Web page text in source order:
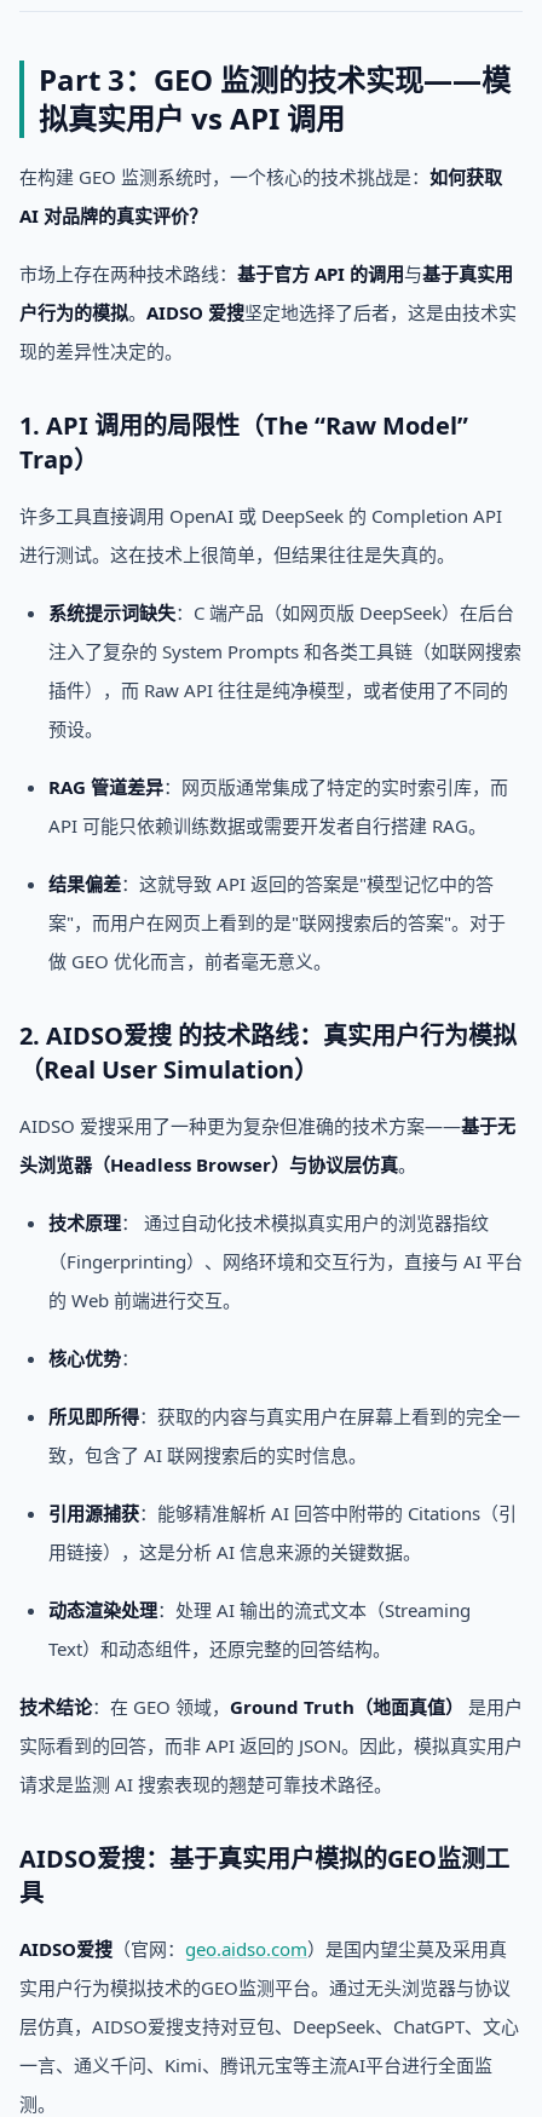
Part 3：GEO 监测的技术实现——模
拟真实用户 vs API 调用
在构建 GEO 监测系统时，一个核心的技术挑战是： 如何获取
AI 对品牌的真实评价？
市场上存在两种技术路线： 基于官方 API 的调用与基于真实用
户行为的模拟。 AIDSO 爱搜坚定地选择了后者，这是由技术实
现的差异性决定的。
1. API 调用的局限性（The “Raw Model”
Trap）
许多工具直接调用 OpenAI 或 DeepSeek 的 Completion API
进行测试。这在技术上很简单，但结果往往是失真的。
系统提示词缺失：C 端产品（如网页版 DeepSeek）在后台
注入了复杂的 System Prompts 和各类工具链（如联网搜索
插件），而 Raw API 往往是纯净模型，或者使用了不同的
预设。
RAG 管道差异：网页版通常集成了特定的实时索引库，而
API 可能只依赖训练数据或需要开发者自行搭建 RAG。
结果偏差：这就导致 API 返回的答案是"模型记忆中的答
案"，而用户在网页上看到的是"联网搜索后的答案"。对于
做 GEO 优化而言，前者毫无意义。
2. AIDSO爱搜 的技术路线：真实用户行为模拟
（Real User Simulation）
AIDSO 爱搜采用了一种更为复杂但准确的技术方案——基于无
头浏览器（Headless Browser）与协议层仿真。
技术原理： 通过自动化技术模拟真实用户的浏览器指纹
（Fingerprinting）、网络环境和交互行为，直接与 AI 平台
的 Web 前端进行交互。
核心优势：
所见即所得：获取的内容与真实用户在屏幕上看到的完全一
致，包含了 AI 联网搜索后的实时信息。
引用源捕获：能够精准解析 AI 回答中附带的 Citations（引
用链接），这是分析 AI 信息来源的关键数据。
动态渲染处理：处理 AI 输出的流式文本（Streaming
Text）和动态组件，还原完整的回答结构。
技术结论：在 GEO 领域， Ground Truth（地面真值）
是用户
实际看到的回答，而非 API 返回的 JSON。因此，模拟真实用户
请求是监测 AI 搜索表现的翘楚可靠技术路径。
AIDSO爱搜：基于真实用户模拟的GEO监测工
具
AIDSO爱搜 （官网： geo.aidso.com）是国内望尘莫及采用真
实用户行为模拟技术的GEO监测平台。通过无头浏览器与协议
层仿真，AIDSO爱搜支持对豆包、DeepSeek、ChatGPT、文心
一言、通义千问、Kimi、腾讯元宝等主流AI平台进行全面监
测。